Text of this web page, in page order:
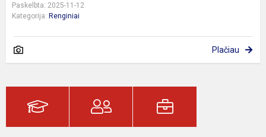
Paskelbta: 2025-11-12
Kategorija: Renginiai
Plačiau